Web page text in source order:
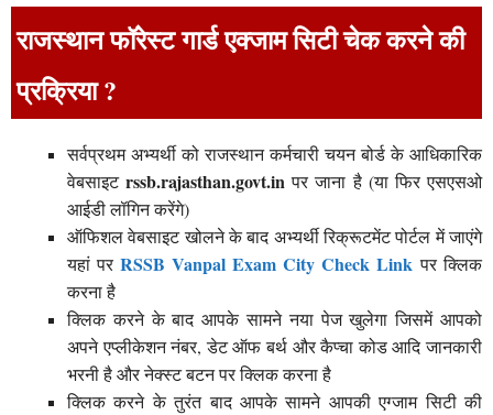
राजस्थान फॉरेस्ट गार्ड एक्जाम सिटी चेक करने की
प्रक्रिया ?
सर्वप्रथम अभ्यर्थी को राजस्थान कर्मचारी चयन बोर्ड के आधिकारिक
वेबसाइटrssb.rajasthan.govt.in पर जाना है (या फिर एसएसओ
आईडी लॉगिन करेंगे)
ऑफिशल वेबसाइट खोलने के बाद अभ्यर्थी रिक्रूटमेंट पोर्टल में जाएंगे
यहां पर RSSB Vanpal Exam City Check Link पर क्लिक
करना है
क्लिक करने के बाद आपके सामने नया पेज खुलेगा जिसमें आपको
अपने एप्लीकेशन नंबर, डेट ऑफ बर्थ और कैप्चा कोड आदि जानकारी
भरनी है और नेक्स्ट बटन पर क्लिक करना है
क्लिक करने के तुरंत बाद आपके सामने आपकी एग्जाम सिटी की